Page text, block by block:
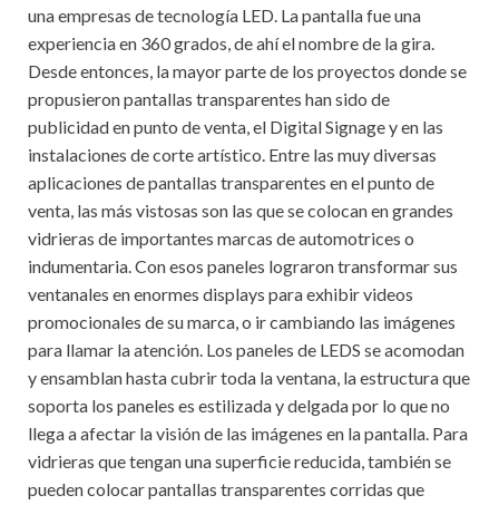
una empresas de tecnología LED. La pantalla fue una
experiencia en 360 grados, de ahí el nombre de la gira.
Desde entonces, la mayor parte de los proyectos donde se
propusieron pantallas transparentes han sido de
publicidad en punto de venta, el Digital Signage y en las
instalaciones de corte artístico. Entre las muy diversas
aplicaciones de pantallas transparentes en el punto de
venta, las más vistosas son las que se colocan en grandes
vidrieras de importantes marcas de automotrices o
indumentaria. Con esos paneles lograron transformar sus
ventanales en enormes displays para exhibir videos
promocionales de su marca, o ir cambiando las imágenes
para llamar la atención. Los paneles de LEDS se acomodan
y ensamblan hasta cubrir toda la ventana, la estructura que
soporta los paneles es estilizada y delgada por lo que no
llega a afectar la visión de las imágenes en la pantalla. Para
vidrieras que tengan una superficie reducida, también se
pueden colocar pantallas transparentes corridas que